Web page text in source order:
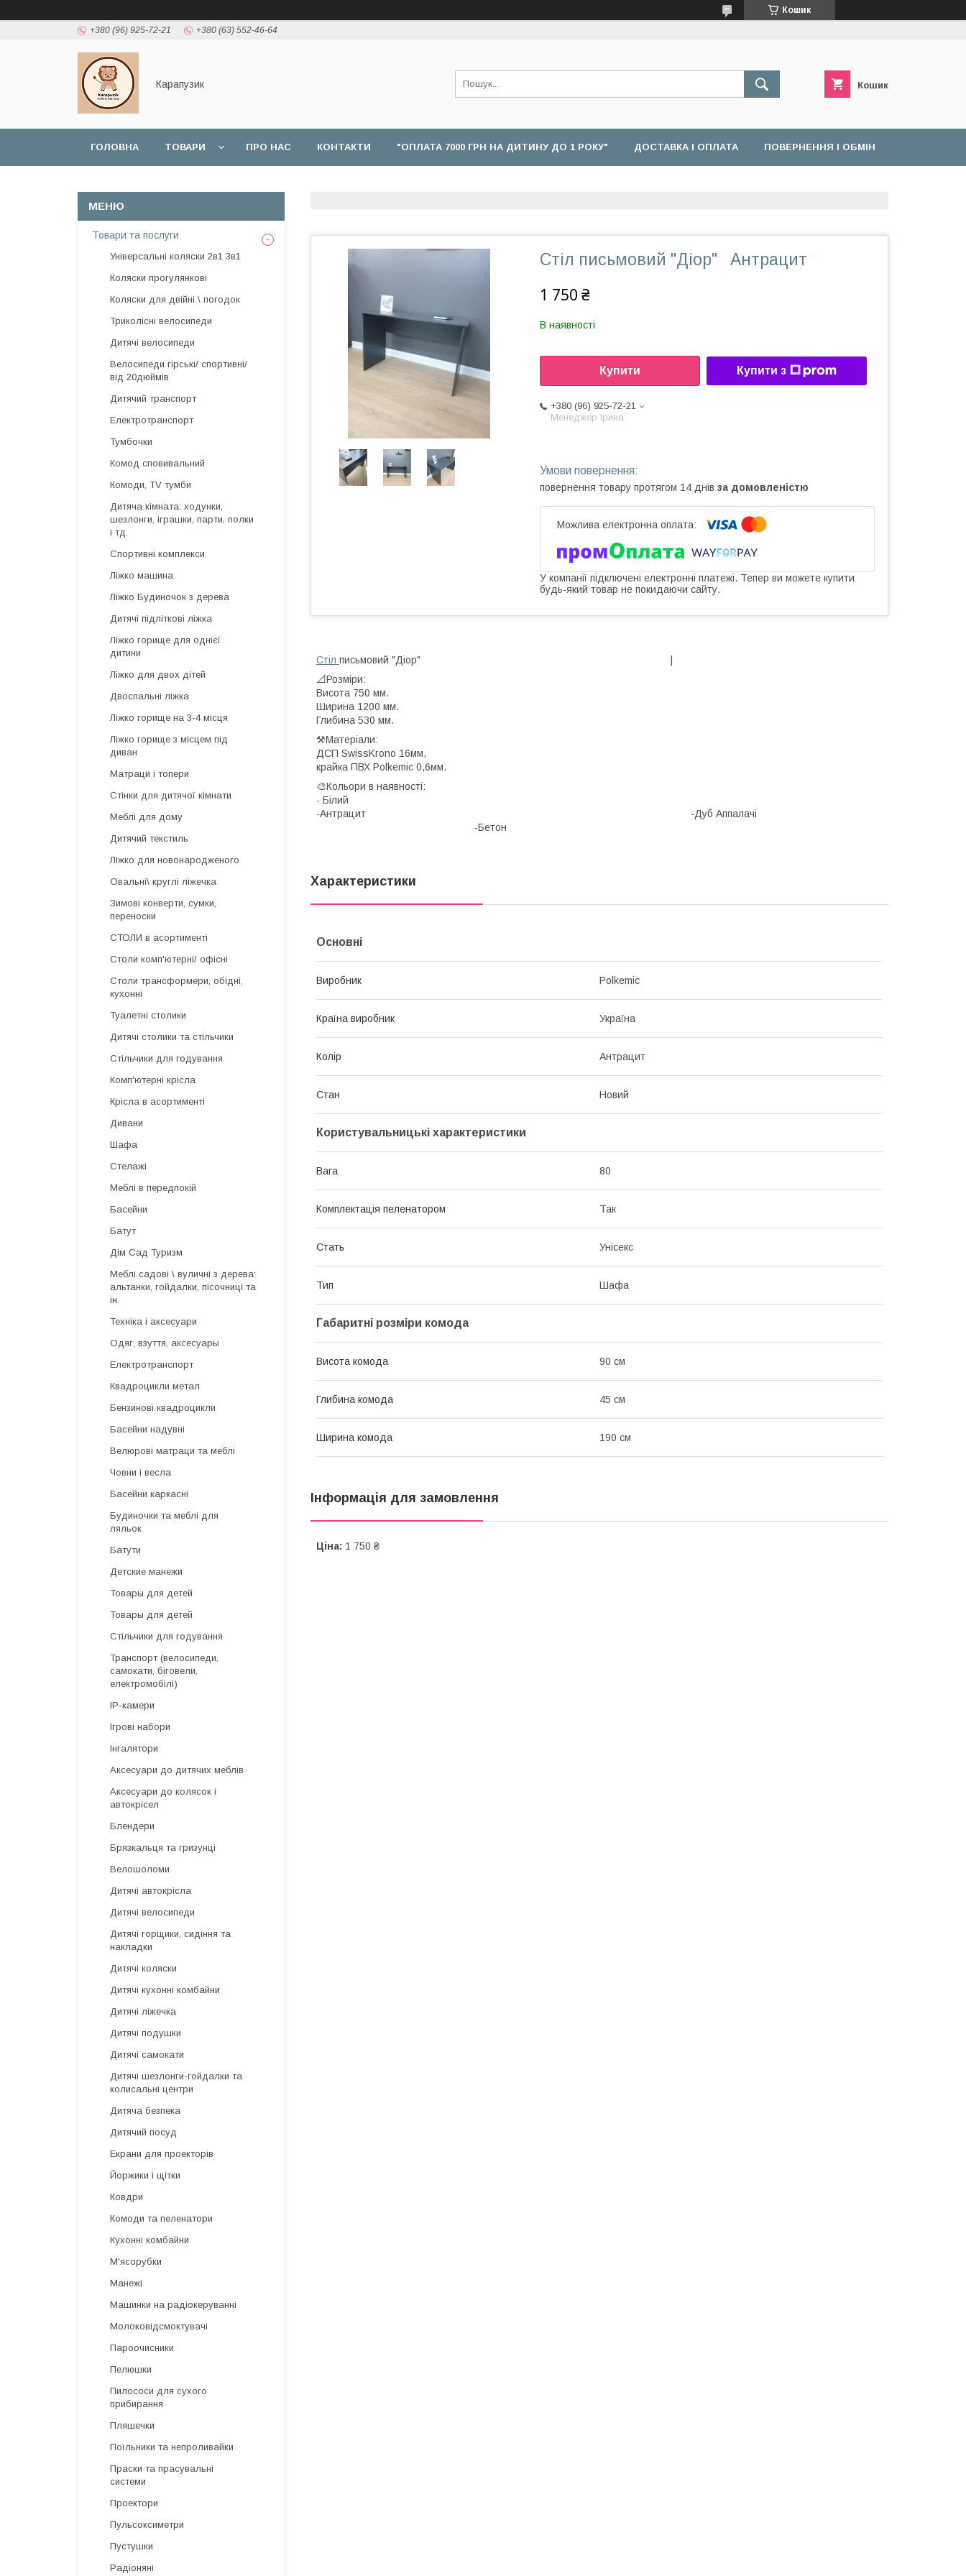
Кошик
+380 (96) 925-72-21 +380 (63) 552-46-64
Карапузик Кошик
ГОЛОВНА ТОВАРИ ПРО НАС КОНТАКТИ "ОПЛАТА 7000 ГРН НА ДИТИНУ ДО 1 РОКУ" ДОСТАВКА І ОПЛАТА ПОВЕРНЕННЯ І ОБМІН
Стіл письмовий "Діор" Антрацит
1 750 ₴
В наявності
Купити Купити з
+380 (96) 925-72-21
Менеджер Ірина
повернення товару протягом 14 днів за домовленістю
У компанії підключені електронні платежі. Тепер ви можете купити
будь-який товар не покидаючи сайту.
Стіл письмовий "Діор" |
📐Розміри:
Висота 750 мм.
Ширина 1200 мм.
Глибина 530 мм.
⚒️Матеріали:
ДСП SwissKrono 16мм,
крайка ПВХ Polkemic 0,6мм.
🎨Кольори в наявності:
- Білий
-Антрацит -Дуб Аппалачі
-Бетон
Характеристики
Основні
Виробник Polkemic
Країна виробник Україна
Колір Антрацит
Стан Новий
Користувальницькі характеристики
Вага 80
Комплектація пеленатором Так
Стать Унісекс
Тип Шафа
Габаритні розміри комода
Висота комода 90 см
Глибина комода 45 см
Ширина комода 190 см
Інформація для замовлення
Ціна: 1 750 ₴
Товари та послуги
Універсальні коляски 2в1 3в1
Коляски прогулянкові
Коляски для двійні \ погодок
Триколісні велосипеди
Дитячі велосипеди
Велосипеди гірські/ спортивні/
від 20дюймів
Дитячий транспорт
Електротранспорт
Тумбочки
Комод сповивальний
Комоди, TV тумби
Дитяча кімната: ходунки,
шезлонги, іграшки, парти, полки
і тд.
Спортивні комплекси
Ліжко машина
Ліжко Будиночок з дерева
Дитячі підліткові ліжка
Ліжко горище для однієї
дитини
Ліжко для двох дітей
Двоспальні ліжка
Ліжко горище на 3-4 місця
Ліжко горище з місцем під
диван
Матраци і топери
Стінки для дитячої кімнати
Меблі для дому
Дитячий текстиль
Ліжко для новонародженого
Овальні\ круглі ліжечка
Зимові конверти, сумки,
переноски
СТОЛИ в асортименті
Столи комп'ютерні/ офісні
Столи трансформери, обідні,
кухонні
Туалетні столики
Дитячі столики та стільчики
Стільчики для годування
Комп'ютерні крісла
Крісла в асортименті
Дивани
Шафа
Стелажі
Меблі в передпокій
Басейни
Батут
Дім Сад Туризм
Меблі садові \ вуличні з дерева:
альтанки, гойдалки, пісочниці та
ін.
Техніка і аксесуари
Одяг, взуття, аксесуары
Електротранспорт
Квадроцикли метал
Бензинові квадроцикли
Басейни надувні
Велюрові матраци та меблі
Човни і весла
Басейни каркасні
Будиночки та меблі для
ляльок
Батути
Детские манежи
Товары для детей
Товары для детей
Стільчики для годування
Транспорт (велосипеди,
самокати, біговели,
електромобілі)
IP-камери
Ігрові набори
Інгалятори
Аксесуари до дитячих меблів
Аксесуари до колясок і
автокрісел
Блендери
Брязкальця та гризунці
Велошоломи
Дитячі автокрісла
Дитячі велосипеди
Дитячі горщики, сидіння та
накладки
Дитячі коляски
Дитячі кухонні комбайни
Дитячі ліжечка
Дитячі подушки
Дитячі самокати
Дитячі шезлонги-гойдалки та
колисальні центри
Дитяча безпека
Дитячий посуд
Екрани для проекторів
Йоржики і щітки
Ковдри
Комоди та пеленатори
Кухонні комбайни
М'ясорубки
Манежі
Машинки на радіокеруванні
Молоковідсмоктувачі
Пароочисники
Пелюшки
Пилососи для сухого
прибирання
Пляшечки
Поїльники та непроливайки
Праски та прасувальні
системи
Проектори
Пульсоксиметри
Пустушки
Радіоняні